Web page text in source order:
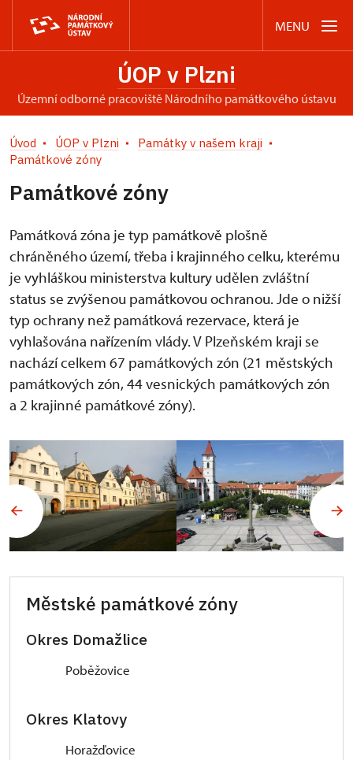
MENU
ÚOP v Plzni
územní odborné pracoviště Národního památkového ústavu
Úvod ÚOP v Plzni
Památky v našem kraji
Památkové zóny
Památkové zóny
Památková zóna je typ památkově plošně
chráněného území, třeba i krajinného celku, kterému
je vyhláškou ministerstva kultury udělen zvláštní
status se zvýšenou památkovou ochranou. Jde o nižší
typ ochrany než památková rezervace, která je
vyhlašována nařízením vlády. V Plzeňském kraji se
nachází celkem 67 památkových zón (21 městských
památkových zón, 44 vesnických památkových zón
a 2 krajinné památkové zóny).
Městské památkové zóny
Okres Domažlice
Poběžovice
Okres Klatovy
Horažďovice